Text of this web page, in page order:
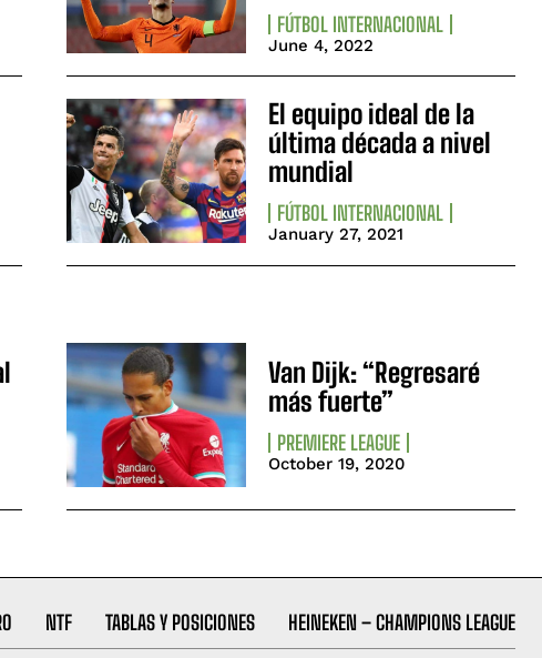
FÚTBOL INTERNACIONAL
June 4, 2022
El equipo ideal de la
última década a nivel
mundial
FÚTBOL INTERNACIONAL
January 27, 2021
Van Dijk: “Regresaré
más fuerte”
PREMIERE LEAGUE
October 19, 2020
NTF TABLAS Y POSICIONES HEINEKEN – CHAMPIONS LEAGUE